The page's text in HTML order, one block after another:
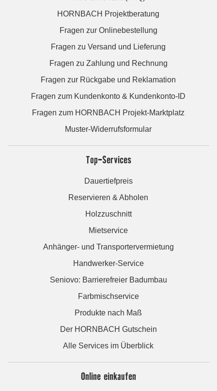
HORNBACH Projektberatung
Fragen zur Onlinebestellung
Fragen zu Versand und Lieferung
Fragen zu Zahlung und Rechnung
Fragen zur Rückgabe und Reklamation
Fragen zum Kundenkonto & Kundenkonto-ID
Fragen zum HORNBACH Projekt-Marktplatz
Muster-Widerrufsformular
Top-Services
Dauertiefpreis
Reservieren & Abholen
Holzzuschnitt
Mietservice
Anhänger- und Transportervermietung
Handwerker-Service
Seniovo: Barrierefreier Badumbau
Farbmischservice
Produkte nach Maß
Der HORNBACH Gutschein
Alle Services im Überblick
Online einkaufen